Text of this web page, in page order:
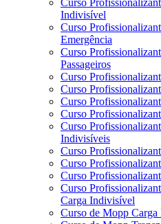
Curso
Indivisível
Curso
Emergência
Curso
Passageiros
Curso
Curso
Curso
Curso
Curso
Indivisíveis
Curso
Curso
Curso
Curso
Carga Indivisível
Curso de Mopp Carga